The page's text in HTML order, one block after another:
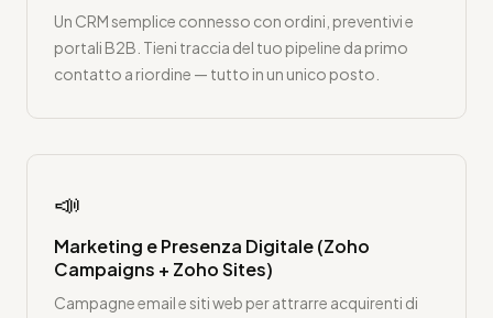
Un CRM semplice connesso con ordini, preventivi e
portali B2B. Tieni traccia del tuo pipeline da primo
contatto a riordine — tutto in un unico posto.
📣
Marketing e Presenza Digitale (Zoho
Campaigns + Zoho Sites)
Campagne email e siti web per attrarre acquirenti di